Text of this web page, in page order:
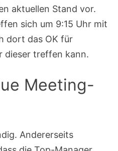
aktuellen Stand vor.
sich um 9:15 Uhr mit
dort das OK für
dieser treffen kann.
Meeting-
Andererseits